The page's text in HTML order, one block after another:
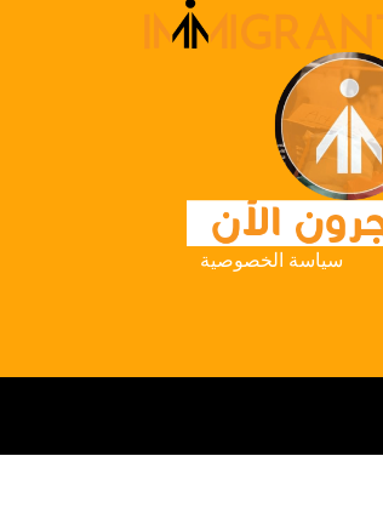
سياسة الخصوصية